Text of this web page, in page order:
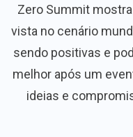
Zero Summit
vista no cenário
sendo positivas e
melhor após um
ideias e